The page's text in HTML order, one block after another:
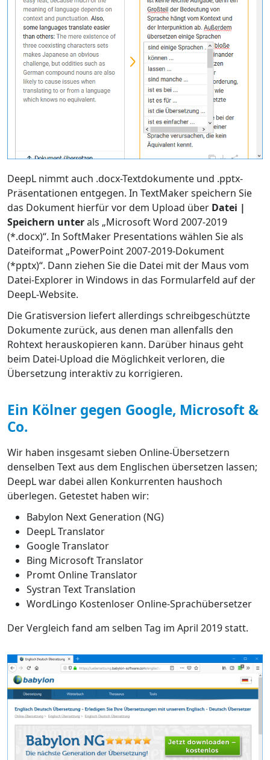
DeepL nimmt auch .docx-Textdokumente und .pptx-
Präsentationen entgegen. In TextMaker speichern Sie
das Dokument hierfür vor dem Upload über Datei |
Speichern unterals „Microsoft Word 2007-2019
(*.docx)“. In SoftMaker Presentations wählen Sie als
Dateiformat „PowerPoint 2007-2019-Dokument
(*pptx)“. Dann ziehen Sie die Datei mit der Maus vom
Datei-Explorer in Windows in das Formularfeld auf der
DeepL-Website.
Die Gratisversion liefert allerdings schreibgeschützte
Dokumente zurück, aus denen man allenfalls den
Rohtext herauskopieren kann. Darüber hinaus geht
beim Datei-Upload die Möglichkeit verloren, die
Übersetzung interaktiv zu korrigieren.
Ein Kölner gegen Google, Microsoft &
Co.
Wir haben insgesamt sieben Online-Übersetzern
denselben Text aus dem Englischen übersetzen lassen;
DeepL war dabei allen Konkurrenten haushoch
überlegen. Getestet haben wir:
Babylon Next Generation (NG)
DeepL Translator
Google Translator
Bing Microsoft Translator
Promt Online Translator
Systran Text Translation
WordLingo Kostenloser Online-Sprachübersetzer
Der Vergleich fand am selben Tag im April 2019 statt.